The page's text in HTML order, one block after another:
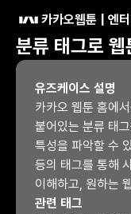
카카오웹툰 | 엔
분류 태그로 웹
유즈케이스 설명
카카오 웹툰 홈에
붙어있는 분류 태
특성을 파악할 수
등의 태그를 통해
이해하고, 원하는
관련 태그